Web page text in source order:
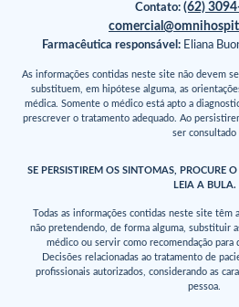
Contato: (62)
Farmacêutica responsável:Eliana
As informações contidas neste site não devem
substituem, em hipótese alguma, as
médica. Somente o médico está apto a
prescrever o tratamento adequado. Ao
ser consultado
SE PERSISTIREM OS SINTOMAS, PROCURE
LEIA A BULA.
Todas as informações contidas neste site têm
não pretendendo, de forma alguma, substituir
médico ou servir como recomendação para
Decisões relacionadas ao tratamento de
profissionais autorizados, considerando as
pessoa.